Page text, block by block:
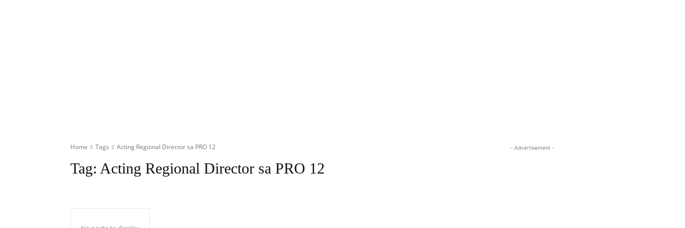
Home Tags Acting Regional Director sa PRO 12
Tag: Acting Regional Director sa PRO 12
- Advertisement -